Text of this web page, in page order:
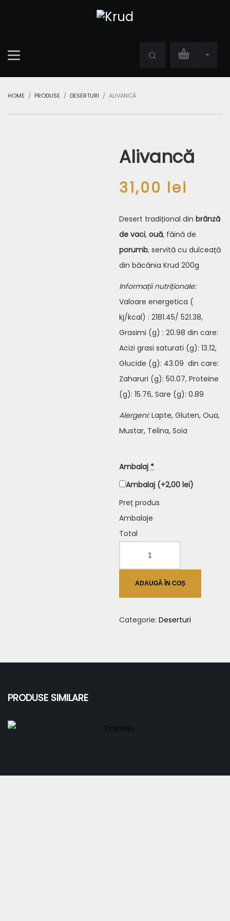
HOME PRODUSE DESERTURI ALIVANCĂ
Alivancă
31,00 lei
Desert tradițional dinbrânză
de vaci,ouă, făină de
porumb, servită cu dulceață
din băcănia Krud 200g
Informații nutriționale:
Valoare energetica (
kj/kcal) : 2181.45/ 521.38,
Grasimi (g) : 20.98 din care:
Acizi grasi saturati (g): 13.12,
Glucide (g): 43.09 din care:
Zaharuri (g): 50.07, Proteine
(g): 15.76, Sare (g): 0.89
Alergeni:Lapte, Gluten, Oua,
Mustar, Telina, Soia
Ambalaj *
Ambalaj (+2,00 lei)
Preț produs
Ambalaje
Total
ADAUGĂ ÎN COȘ
Categorie:Deserturi
PRODUSE SIMILARE